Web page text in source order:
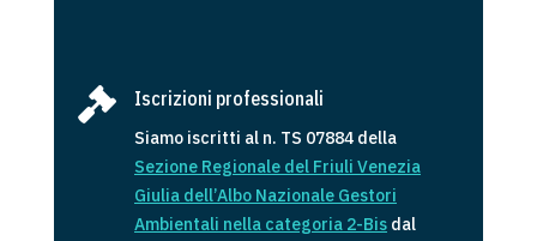
 Iscrizioni professionali
Siamo iscritti al n. TS 07884 della
Sezione Regionale del Friuli Venezia
Giulia dell’Albo Nazionale Gestori
Ambientali nellacategoria 2-Bisdal